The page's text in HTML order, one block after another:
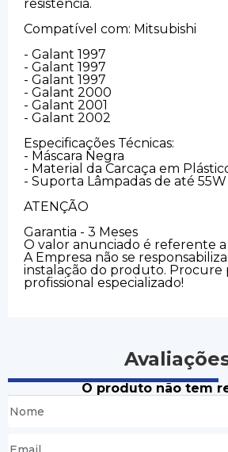
resistência.
Compatível com: Mitsubishi
- Galant 1997
- Galant 1997
- Galant 1997
- Galant 2000
- Galant 2001
- Galant 2002
Especificações Técnicas:
- Máscara Negra
- Material da Carcaça em
- Suporta Lâmpadas de até 55W
ATENÇÃO
Garantia - 3 Meses
O valor anunciado é referente
A Empresa não se
instalação do produto. Procure
profissional especializado!
O produto não tem